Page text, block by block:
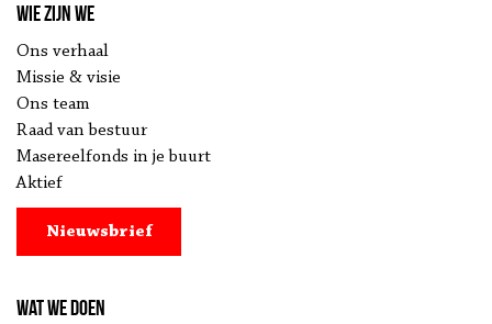
Wie zijn we
Ons verhaal
Missie & visie
Ons team
Raad van bestuur
Masereelfonds in je buurt
Aktief
Nieuwsbrief
Wat we doen